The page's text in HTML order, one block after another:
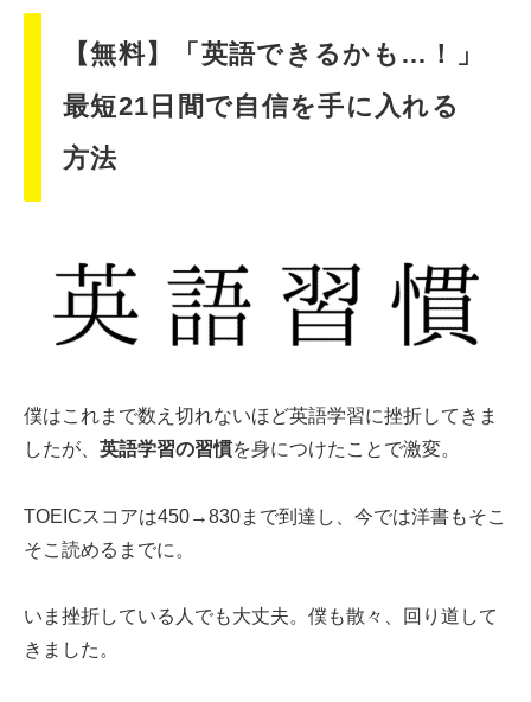
【無料】「英語できるかも…！」
最短21日間で自信を手に入れる
方法
僕はこれまで数え切れないほど英語学習に挫折してきま
したが、 英語学習の習慣を身につけたことで激変。
TOEICスコアは450→830まで到達し、今では洋書もそこ
そこ読めるまでに。
いま挫折している人でも大丈夫。僕も散々、回り道して
きました。